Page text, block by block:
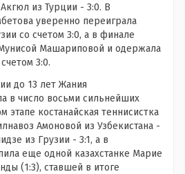
из Турции - 3:0. В
уверенно переиграла
со счетом 3:0, а в финале
Машариповой и одержала
3:0.
до 13 лет Жания
в число восьми сильнейших
этапе костанайская теннисистка
Амоновой из Узбекистана -
из Грузии - 3:1, а в
еще одной казахстанке Марие
(1:3), ставшей в итоге